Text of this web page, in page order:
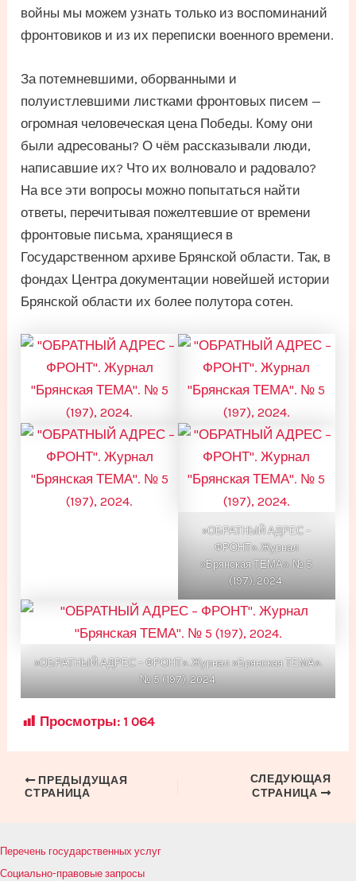
войны мы можем узнать только из воспоминаний
фронтовиков и из их переписки военного времени.
За потемневшими, оборванными и
полуистлевшими листками фронтовых писем —
огромная человеческая цена Победы. Кому они
были адресованы? О чём рассказывали люди,
написавшие их? Что их волновало и радовало?
На все эти вопросы можно попытаться найти
ответы, перечитывая пожелтевшие от времени
фронтовые письма, хранящиеся в
Государственном архиве Брянской области. Так, в
фондах Центра документации новейшей истории
Брянской области их более полутора сотен.
»ОБРАТНЫЙ АДРЕС –
ФРОНТ». Журнал
»Брянская ТЕМА». № 5
(197), 2024.
»ОБРАТНЫЙ АДРЕС – ФРОНТ». Журнал »Брянская ТЕМА».
№ 5 (197), 2024.
Просмотры: 1 064
Навигация
ПРЕДЫДУЩАЯ
СТРАНИЦА
СЛЕДУЮЩАЯ
СТРАНИЦА
Перечень государственных услуг
Социально-правовые запросы